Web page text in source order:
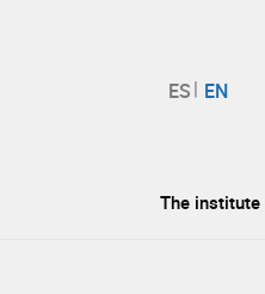
The institute